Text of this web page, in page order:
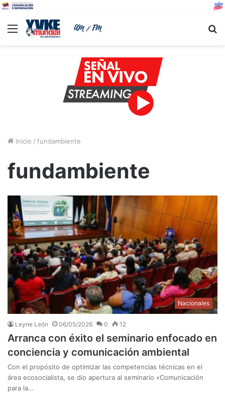
Menu
Inicio / fundambiente
fundambiente
Nacionales
Leyne León 06/05/2026 0 12
Arranca con éxito el seminario enfocado en
conciencia y comunicación ambiental
Con el propósito de optimizar las competencias técnicas en el
área ecosocialista, se dio apertura al seminario «Comunicación
para la…